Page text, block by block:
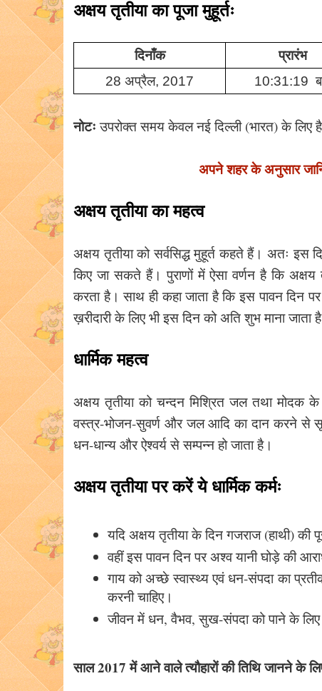
अक्षय तृतीया का पूजा मुहूर्तः
दिनाँक प्रारंभ
28 अप्रैल, 2017
10:31:19
नोटः उपरोक्त समय केवल नई दिल्ली (भारत) के लिए
अपने शहर के अनुसार
अक्षय तृतीया का महत्व
अक्षय तृतीया को सर्वसिद्ध मुहूर्त कहते हैं। अतः इस
किए जा सकते हैं। पुराणों में ऐसा वर्णन है कि अक्षय
करता है। साथ ही कहा जाता है कि इस पावन दिन
ख़रीदारी के लिए भी इस दिन को अति शुभ माना जाता
धार्मिक महत्व
अक्षय तृतीया को चन्दन मिश्रित जल तथा मोदक
वस्त्र-भोजन-सुवर्ण और जल आदि का दान करने से
धन-धान्य और ऐश्वर्य से सम्पन्न हो जाता है।
अक्षय तृतीया पर करें ये धार्मिक कर्मः
यदि अक्षय तृतीया के दिन गजराज (हाथी) की
वहीं इस पावन दिन पर अश्व यानी घोड़े की
गाय को अच्छे स्वास्थ्य एवं धन-संपदा का
करनी चाहिए।
जीवन में धन, वैभव, सुख-संपदा को पाने के लिए
साल 2017 में आने वाले त्यौहारों की तिथि जानने के